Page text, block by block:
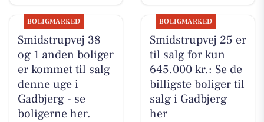
BOLIGMARKED
Smidstrupvej 38
og 1 anden boliger
er kommet til salg
denne uge i
Gadbjerg - se
boligerne her.
BOLIGMARKED
Smidstrupvej 25 er
til salg for kun
645.000 kr.: Se de
billigste boliger til
salg i Gadbjerg
her